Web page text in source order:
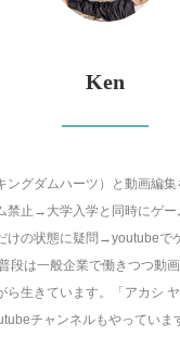
Ken
ングダムハーツ）と動画編
禁止→大学入学と同時にゲ
けの状態に疑問→youtubeで
段は一般企業で働きつつ動
ら生きています。「アカシ
チャンネルもやっていま